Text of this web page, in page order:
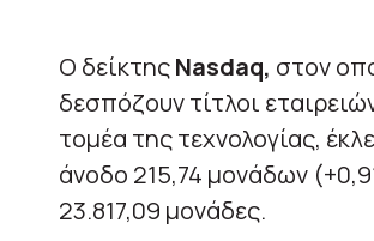
Ο δείκτηςNasdaq, στον
δεσπόζουν τίτλοι
τομέα της τεχνολογίας,
άνοδο 215,74 μονάδων
23.817,09 μονάδες.